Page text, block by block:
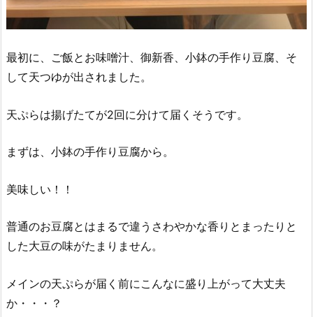
最初に、ご飯とお味噌汁、御新香、小鉢の手作り豆腐、そ
して天つゆが出されました。
天ぷらは揚げたてが2回に分けて届くそうです。
まずは、小鉢の手作り豆腐から。
美味しい！！
普通のお豆腐とはまるで違うさわやかな香りとまったりと
した大豆の味がたまりません。
メインの天ぷらが届く前にこんなに盛り上がって大丈夫
か・・・？